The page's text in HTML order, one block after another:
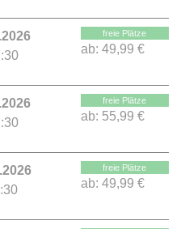
freie Plätze
ab: 49,99 €
freie Plätze
ab: 55,99 €
freie Plätze
ab: 49,99 €